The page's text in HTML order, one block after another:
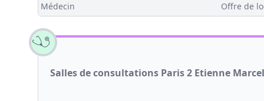
Médecin Offre de
Salles de consultations Paris 2 Etienne